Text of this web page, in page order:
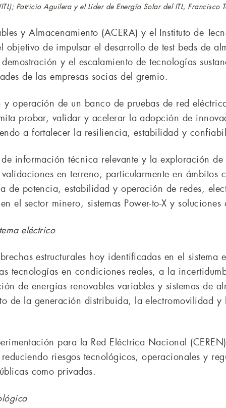
Patricio Aguilera y el Líder de Energía Solar del ITL, Francisco
y Almacenamiento (ACERA) y el Instituto de
objetivo de impulsar el desarrollo de test beds de
y el escalamiento de tecnologías
de las empresas socias del gremio.
operación de un banco de pruebas de red
probar, validar y acelerar la adopción de
a fortalecer la resiliencia, estabilidad y
información técnica relevante y la exploración
en terreno, particularmente en ámbitos
de potencia, estabilidad y operación de redes,
el sector minero, sistemas Power-to-X y
eléctrico
estructurales hoy identificadas en el
tecnologías en condiciones reales, a la
de energías renovables variables y sistemas de
de la generación distribuida, la electromovilidad y
para la Red Eléctrica Nacional
riesgos tecnológicos, operacionales y
como privadas.